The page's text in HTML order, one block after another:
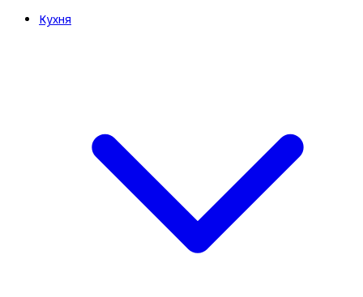
Кухня